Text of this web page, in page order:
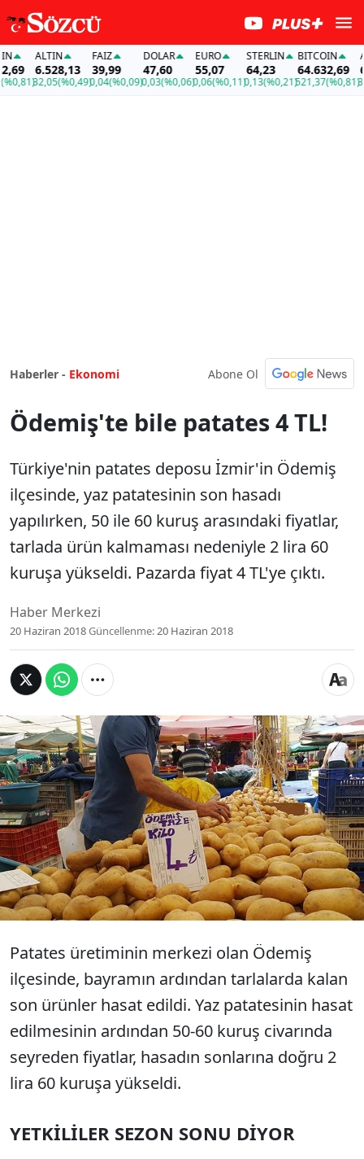
ALTIN
6.528,13
32,05(%0,49)
FAİZ
39,99
0,04(%0,09)
DOLAR
47,60
0,03(%0,06)
EURO
55,07
0,06(%0,11)
STERLIN
64,23
0,13(%0,21)
BITCOIN
64.632,69
521,37(%0,81)
Haberler - Ekonomi Abone Ol
Ödemiş'te bile patates 4 TL!
Türkiye'nin patates deposu İzmir'in Ödemiş
ilçesinde, yaz patatesinin son hasadı
yapılırken, 50 ile 60 kuruş arasındaki fiyatlar,
tarlada ürün kalmaması nedeniyle 2 lira 60
kuruşa yükseldi. Pazarda fiyat 4 TL'ye çıktı.
Haber Merkezi
20 Haziran 2018Güncellenme:20 Haziran 2018
Türkiye'nin patates deposu İzmir'in Ödemiş
ilçesinde, yaz patatesinin son hasadı
yapılırken, 50 ile 60 kuruş arasındaki fiyatlar,
tarlada ürün kalmaması nedeniyle 2 lira 60
kuruşa yükseldi. Pazarda fiyat 4 TL'ye çıktı.
Patates üretiminin merkezi olan Ödemiş
ilçesinde, bayramın ardından tarlalarda kalan
son ürünler hasat edildi. Yaz patatesinin hasat
edilmesinin ardından 50-60 kuruş civarında
seyreden fiyatlar, hasadın sonlarına doğru 2
lira 60 kuruşa yükseldi.
YETKİLİLER SEZON SONU DİYOR